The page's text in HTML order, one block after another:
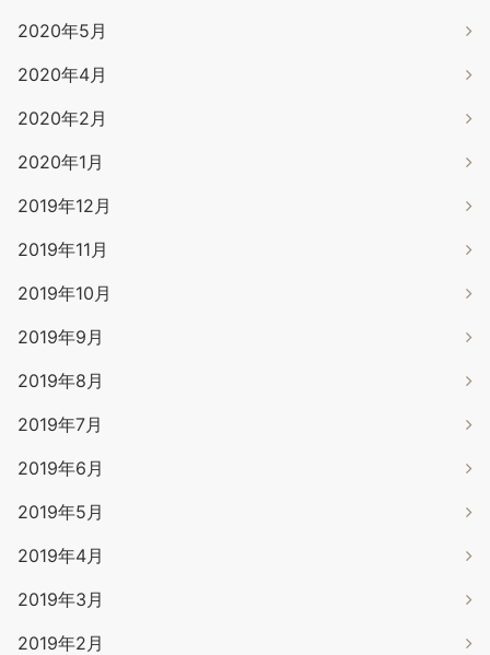
2020年5月
2020年4月
2020年2月
2020年1月
2019年12月
2019年11月
2019年10月
2019年9月
2019年8月
2019年7月
2019年6月
2019年5月
2019年4月
2019年3月
2019年2月